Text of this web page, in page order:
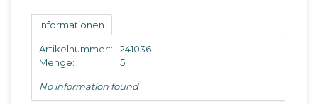
Informationen
Artikelnummer::
241036
Menge:
5
No information found